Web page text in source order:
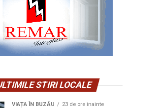
STIRI LOCALE
VIAȚA ÎN BUZĂU 23 de ore inainte